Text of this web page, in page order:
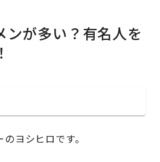
ンが多い？有名人を
ヨシヒロです。